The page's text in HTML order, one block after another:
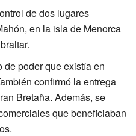
de dos lugares
en la isla de Menorca
poder que existía en
confirmó la entrega
Bretaña. Además, se
que beneficiaban